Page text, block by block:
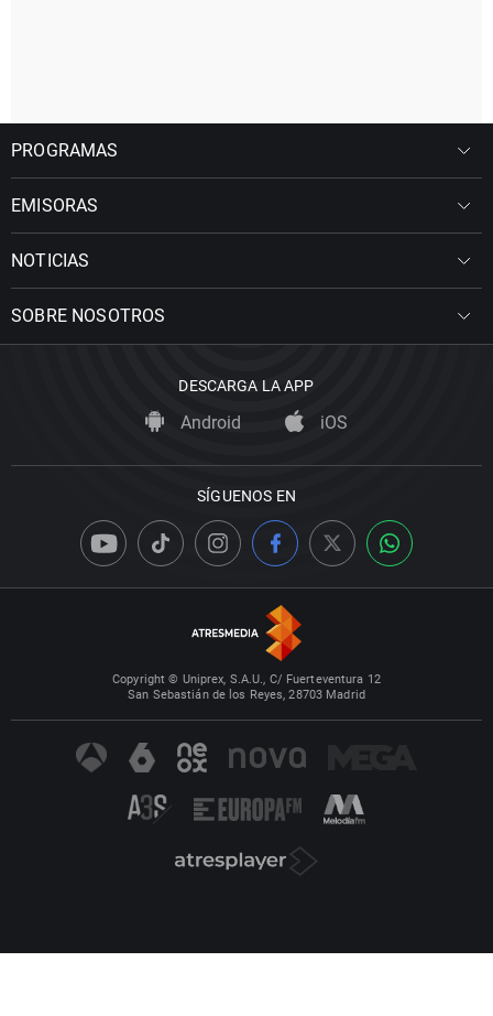
PROGRAMAS
EMISORAS
NOTICIAS
SOBRE NOSOTROS
DESCARGA LA APP
Android iOS
SÍGUENOS EN
Copyright © Uniprex, S.A.U., C/ Fuerteventura 12
San Sebastián de los Reyes, 28703 Madrid